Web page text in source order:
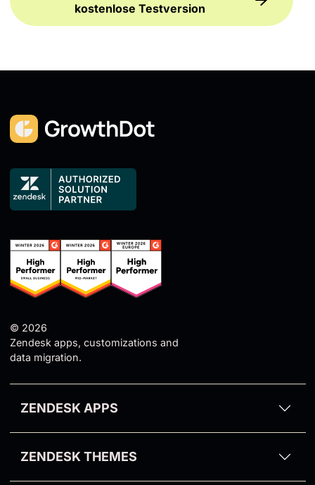
kostenlose Testversion
© 2026
Zendesk apps, customizations and
data migration.
ZENDESK APPS
Email Tracking for Zendesk
ZENDESK THEMES